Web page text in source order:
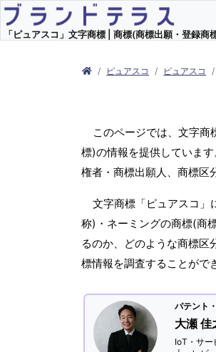
「ピュアスコ」文字商標 | 商標(商標出願・登録商
ピュアスコ ピュアスコ
このページでは、文字
標)の情報を提供していま
権者・商標出願人、商標区
文字商標「ピュアスコ」
称)・ネーミングの商標(商
るのか、どのような商標
標情報を調査することがで
パテント
大瀬 佳
IoT・サ